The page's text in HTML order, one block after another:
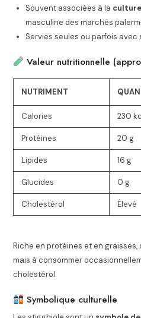
Souvent associées à la
masculine des marchés
Servies seules ou parfois avec
Valeur nutritionnelle
NUTRIMENT
Calories 230
Protéines 20 g
Lipides 16 g
Glucides 0 g
Cholestérol Élevé
Riche en protéines et en
mais à consommer
cholestérol.
Symbolique culturelle